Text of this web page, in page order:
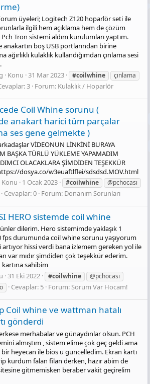
üyeleri; Logitech Z120 hoparlör seti ile
ilgili hem açıklama hem de çözüm
Tron sistemi aldım kurulumları yaptım.
anakartın boş USB portlarından birine
ağırlıklı kulaklık kullandığımdan çınlama sesi
Konu 31 Mar 2023 #coilwhine
çınlama
3 Forum: Kulaklık / Hoparlör
Coil Whine sorunu (
anakart harici tüm parçalar
ses gene gelmekte )
VİDEONUN LİNKİNİ BURAYA
BAŞKA TÜRLÜ YÜKLEME YAPAMADIM
OLACAKLARA ŞİMDİDEN TEŞEKKÜR
dosya.co/w3euaftlflei/sdsdsd.MOV.html
Konu 1 Ocak 2023 #coilwhine
@pchocası
Cevaplar: 0 Forum: Donanım Sorunları
HERO sistemde coil whine
dilerim. Hero sistemimde yaklaşık 1
fps durumunda coil whine sorunu yaşıyorum
artıyor hissi verdi bana izlemem gereken yol ile
var mıdır şimdiden çok teşekkür ederim.
sahibim
31 Eki 2022 #coilwhine
@pchocası
Cevaplar: 5 Forum: Sorum Var Hocam!
Coil whine ve wattman hatalı
gönderdi
merhabalar ve günaydınlar olsun. PCH
almıştım , sistem elime çok geç geldi ama
heyecan ile bios u guncelledim. Ekran kartı
kurdum falan filan derken, hazır abim de
gitmemisken beraber vakit geçirelim